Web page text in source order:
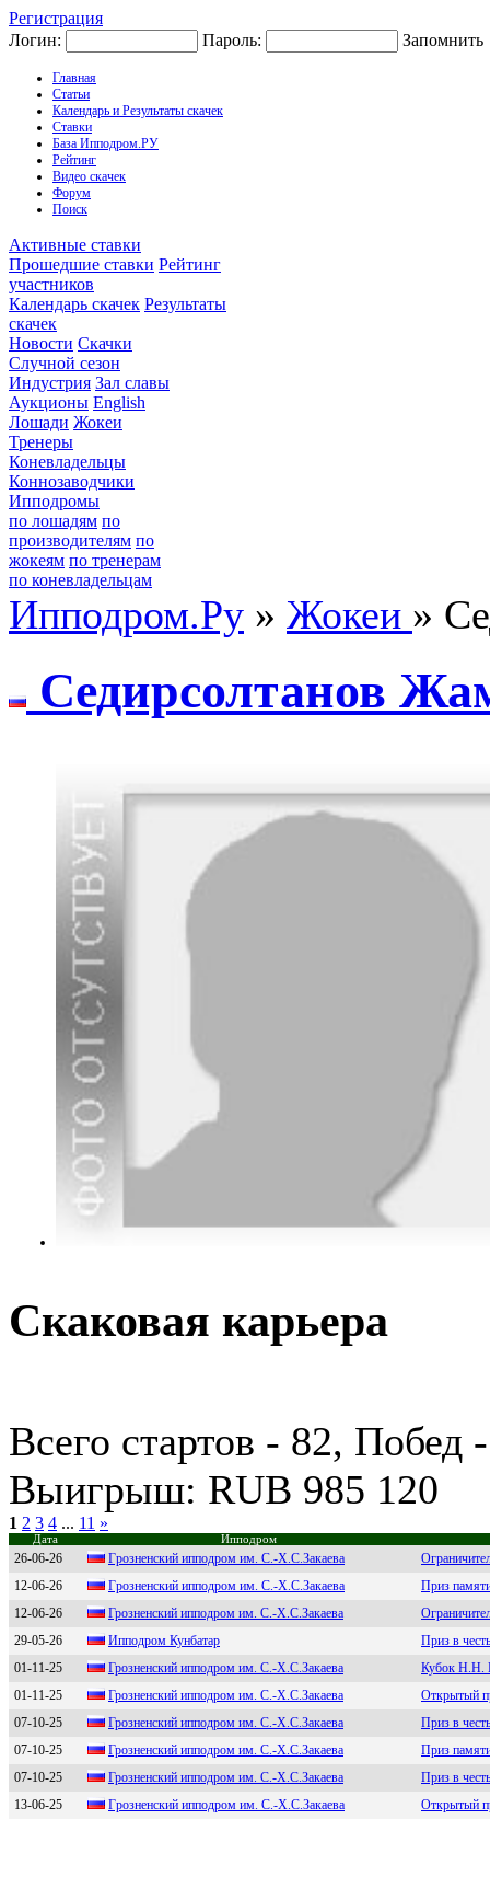
Регистрация
Логин:
Пароль: Запомнить
Главная
Статьи
Календарь и Результаты скачек
Ставки
База Ипподром.РУ
Рейтинг
Видео скачек
Форум
Поиск
Активные ставки
Прошедшие ставки Рейтинг
участников
Календарь скачек Результаты
скачек
Новости Скачки
Случной сезон
Индустрия Зал славы
Аукционы English
Лошади Жокеи
Тренеры
Коневладельцы
Коннозаводчики
Ипподромы
по лошадям по
производителям по
жокеям по тренерам
по коневладельцам
Ипподром.Ру » Жокеи »
Cедиpcолтанов
Скаковая карьера
Всего стартов - 82,
Выигрыш: RUB 985 120
1 2 3 4 ... 11 »
Дата Ипподром
26-06-26 Гpoзненский иппoдpoм им. С.-Х.С.Зaкaевa
12-06-26
Гpoзнeнcкий иппoдpoм им. C.-X.C.Зaкaeвa
Приз
12-06-26
Грознeнcкий ипподром им. С.-X.С.Закаeва
29-05-26
Ипподром Кунбaтaр
Приз в
01-11-25
Грoзненcкий иппoдрoм им. С.-Х.С.Закаева
Кубок Н.Н.
01-11-25
Грознeнский ипподром им. C.-Х.C.Закаeва
Открытый
07-10-25
Грозненский ипподром им. С.-Х.С.Закаева
Приз в
07-10-25
Грозненский ипподром им. С.-X.С.Зaкaевa
Приз
07-10-25
Грознeнcкий ипподром им. C.-X.C.Зaкaeвa
Приз в
13-06-25
Гpoзненский иппoдpoм им. С.-Х.С.Закаева Открытый